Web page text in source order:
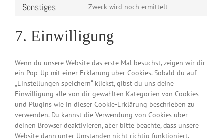
Sonstiges Zweck wird noch ermittelt
7. Einwilligung
Wenn du unsere Website das erste Mal besuchst, zeigen wir dir
ein Pop-Up mit einer Erklärung über Cookies. Sobald du auf
„Einstellungen speichern“ klickst, gibst du uns deine
Einwilligung alle von dir gewählten Kategorien von Cookies
und Plugins wie in dieser Cookie-Erklärung beschrieben zu
verwenden. Du kannst die Verwendung von Cookies über
deinen Browser deaktivieren, aber bitte beachte, dass unsere
Website dann unter Umständen nicht richtig funktioniert.